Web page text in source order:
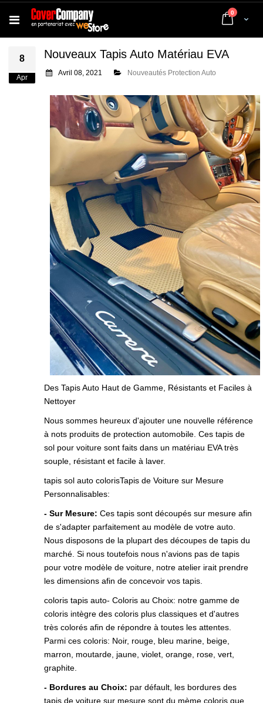
Cart
0 articles
8
Apr
Nouveaux Tapis Auto Matériau EVA
Avril 08, 2021 Nouveautés Protection Auto
Des Tapis Auto Haut de Gamme, Résistants et Faciles à
Nettoyer
Nous sommes heureux d'ajouter une nouvelle référence
à nots produits de protection automobile. Ces tapis de
sol pour voiture sont faits dans un matériau EVA très
souple, résistant et facile à laver.
tapis sol auto colorisTapis de Voiture sur Mesure
Personnalisables:
- Sur Mesure: Ces tapis sont découpés sur mesure afin
de s'adapter parfaitement au modèle de votre auto.
Nous disposons de la plupart des découpes de tapis du
marché. Si nous toutefois nous n'avions pas de tapis
pour votre modèle de voiture, notre atelier irait prendre
les dimensions afin de concevoir vos tapis.
coloris tapis auto- Coloris au Choix: notre gamme de
coloris intègre des coloris plus classiques et d'autres
très colorés afin de répondre à toutes les attentes.
Parmi ces coloris: Noir, rouge, bleu marine, beige,
marron, moutarde, jaune, violet, orange, rose, vert,
graphite.
- Bordures au Choix: par défault, les bordures des
tapis de voiture sur mesure sont du mème coloris que